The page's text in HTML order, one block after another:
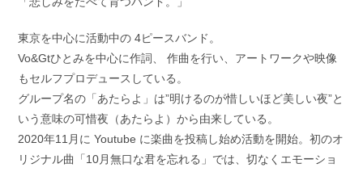
東京を中心に活動中の 4ピースバンド。
Vo&Gtひとみを中心に作詞、 作曲を行い、アートワークや映像
もセルフプロデュースしている。
グループ名の「あたらよ」は”明けるのが惜しいほど美しい夜”と
いう意味の可惜夜（あたらよ）から由来している。
2020年11月に Youtube に楽曲を投稿し始め活動を開始。初のオ
リジナル曲「10月無口な君を忘れる」では、切なくエモーショ